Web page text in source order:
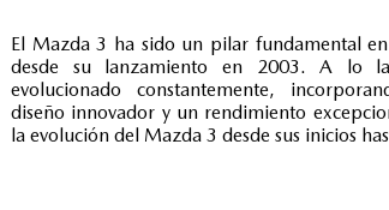
El Mazda 3 ha sido un pilar fundamental
desde su lanzamiento en 2003. A lo
evolucionado constantemente,
diseño innovador y un rendimiento
la evolución del Mazda 3 desde sus inicios